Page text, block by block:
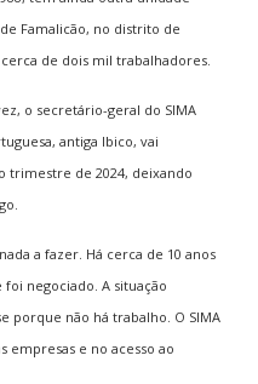
Famalicão, no distrito de
de dois mil trabalhadores.
o secretário-geral do SIMA
antiga Ibico, vai
de 2024, deixando
a fazer. Há cerca de 10 anos
negociado. A situação
porque não há trabalho. O SIMA
empresas e no acesso ao